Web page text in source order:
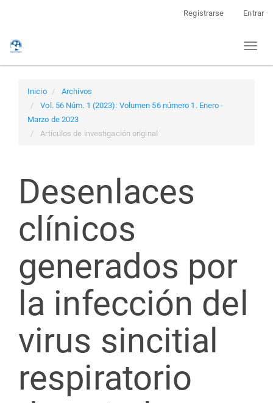
Registrarse Entrar
Toggle
Inicio
Archivos
Vol. 56 Núm. 1 (2023): Volumen 56 número 1. Enero -
Marzo de 2023
Artículos de investigación original
Desenlaces
clínicos
generados por
la infección del
virus sincitial
respiratorio